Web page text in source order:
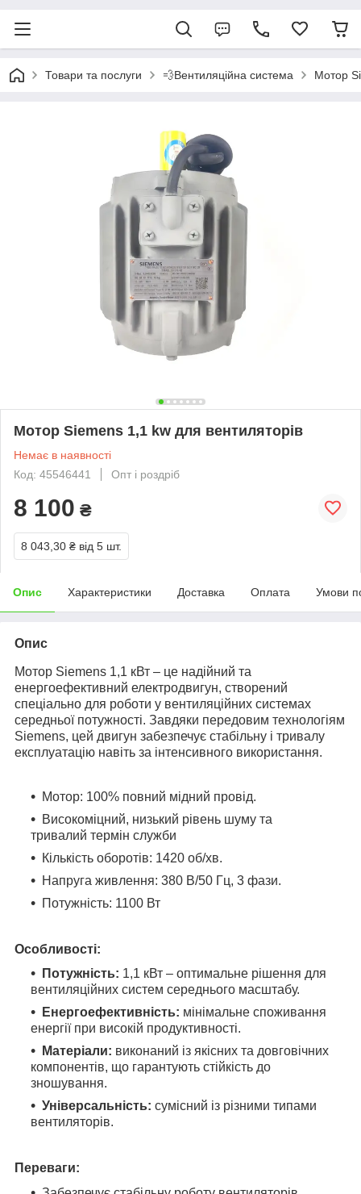
Товари та послуги 💨Вентиляційна система Мотор
Мотор Siemens 1,1 kw для вентиляторів
Немає в наявності
Код: 45546441
Опт і роздріб
8 100 ₴
8 043,30 ₴ від 5 шт.
Опис Характеристики Доставка Оплата Умови
Опис
Мотор Siemens 1,1 кВт – це надійний та
енергоефективний електродвигун, створений
спеціально для роботи у вентиляційних системах
середньої потужності. Завдяки передовим технологіям
Siemens, цей двигун забезпечує стабільну і тривалу
експлуатацію навіть за інтенсивного використання.
Мотор: 100% повний мідний провід.
Високоміцний, низький рівень шуму та
тривалий термін служби
Кількість оборотів: 1420 об/хв.
Напруга живлення: 380 В/50 Гц, 3 фази.
Потужність: 1100 Вт
Особливості:
Потужність: 1,1 кВт – оптимальне рішення для
вентиляційних систем середнього масштабу.
Енергоефективність: мінімальне споживання
енергії при високій продуктивності.
Матеріали: виконаний із якісних та довговічних
компонентів, що гарантують стійкість до
зношування.
Універсальність: сумісний із різними типами
вентиляторів.
Переваги: